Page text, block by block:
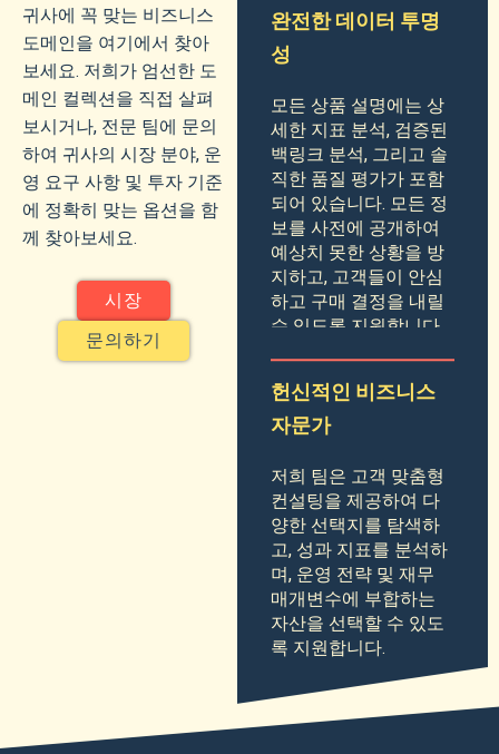
귀사에 꼭 맞는 비즈니스
도메인을 여기에서 찾아
보세요. 저희가 엄선한 도
메인 컬렉션을 직접 살펴
보시거나, 전문 팀에 문의
하여 귀사의 시장 분야, 운
영 요구 사항 및 투자 기준
에 정확히 맞는 옵션을 함
께 찾아보세요.
시장
문의하기
완전한 데이터 투명
성
모든 상품 설명에는 상
세한 지표 분석, 검증된
백링크 분석, 그리고 솔
직한 품질 평가가 포함
되어 있습니다. 모든 정
보를 사전에 공개하여
예상치 못한 상황을 방
지하고, 고객들이 안심
하고 구매 결정을 내릴
수 있도록 지원합니다.
헌신적인 비즈니스
자문가
저희 팀은 고객 맞춤형
컨설팅을 제공하여 다
양한 선택지를 탐색하
고, 성과 지표를 분석하
며, 운영 전략 및 재무
매개변수에 부합하는
자산을 선택할 수 있도
록 지원합니다.